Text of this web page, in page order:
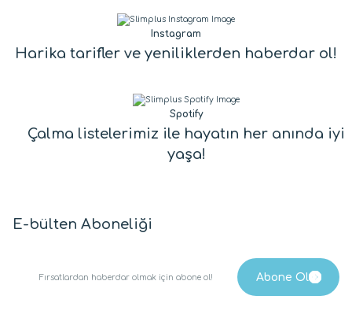
Instagram
Harika tarifler ve yeniliklerden haberdar ol!
Spotify
Çalma listelerimiz ile hayatın her anında iyi
yaşa!
E-bülten Aboneliği